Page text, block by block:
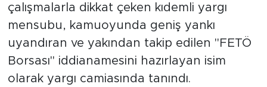
çalışmalarla dikkat çeken kıdemli yargı
mensubu, kamuoyunda geniş yankı
uyandıran ve yakından takip edilen "FETÖ
Borsası" iddianamesini hazırlayan isim
olarak yargı camiasında tanındı.